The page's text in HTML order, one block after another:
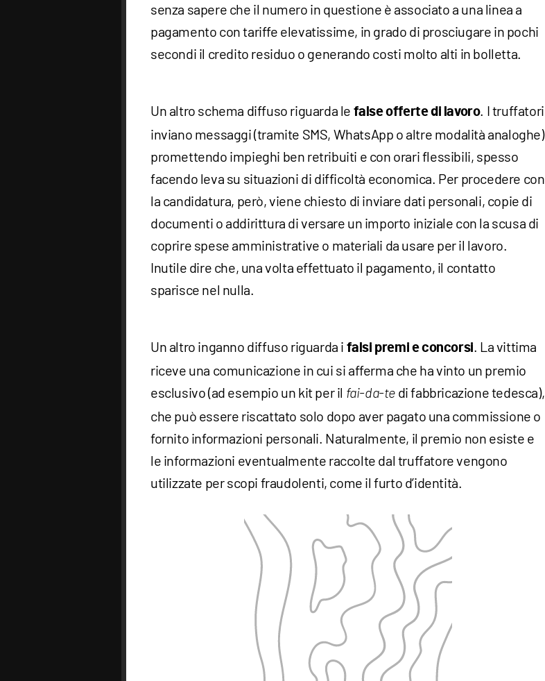
senza sapere che il numero in questione è associato a una linea a
pagamento con tariffe elevatissime, in grado di prosciugare in pochi
secondi il credito residuo o generando costi molto alti in bolletta.
Un altro schema diffuso riguarda le false offerte di lavoro. I truffatori
inviano messaggi (tramite SMS, WhatsApp o altre modalità analoghe)
promettendo impieghi ben retribuiti e con orari flessibili, spesso
facendo leva su situazioni di difficoltà economica. Per procedere con
la candidatura, però, viene chiesto di inviare dati personali, copie di
documenti o addirittura di versare un importo iniziale con la scusa di
coprire spese amministrative o materiali da usare per il lavoro.
Inutile dire che, una volta effettuato il pagamento, il contatto
sparisce nel nulla.
Un altro inganno diffuso riguarda i falsi premi e concorsi. La vittima
riceve una comunicazione in cui si afferma che ha vinto un premio
esclusivo (ad esempio un kit per il fai-da-te di fabbricazione tedesca),
che può essere riscattato solo dopo aver pagato una commissione o
fornito informazioni personali. Naturalmente, il premio non esiste e
le informazioni eventualmente raccolte dal truffatore vengono
utilizzate per scopi fraudolenti, come il furto d’identità.